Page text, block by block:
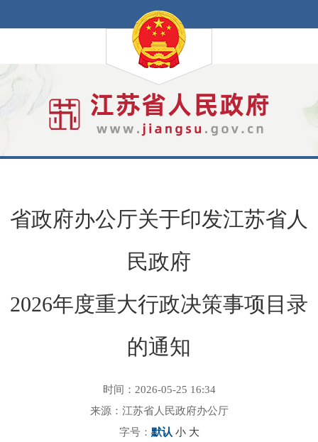
省政府办公厅关于印发江苏省人
民政府
2026年度重大行政决策事项目录
的通知
时间：2026-05-25 16:34
来源：江苏省人民政府办公厅
字号： 默认 小 大